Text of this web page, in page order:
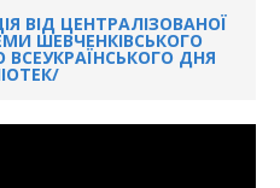
ВІД ЦЕНТРАЛІЗОВАНОЇ
ШЕВЧЕНКІВСЬКОГО
ДНЯ